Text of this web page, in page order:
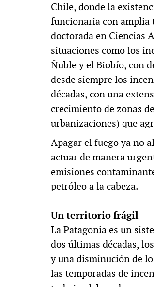
Chile, donde la
funcionaria con amplia
doctorada en Ciencias
situaciones como los
Ñuble y el Biobío, con
desde siempre los
décadas, con una
crecimiento de zonas
urbanizaciones) que
Apagar el fuego ya no
actuar de manera
emisiones
petróleo a la cabeza.
Un territorio frágil
La Patagonia es un
dos últimas décadas,
y una disminución de
las temporadas de